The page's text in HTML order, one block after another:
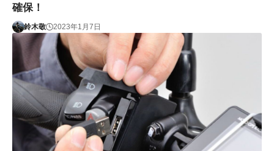
確保！
鈴木敬 2023年1月7日